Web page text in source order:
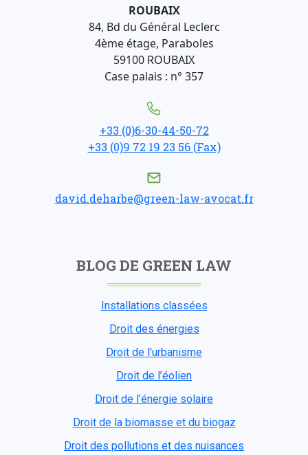
ROUBAIX
84, Bd du Général Leclerc
4ème étage, Paraboles
59100 ROUBAIX
Case palais : n° 357
+33 (0)6-30-44-50-72
+33 (0)9 72 19 23 56 (Fax)
david.deharbe@green-law-avocat.fr
BLOG DE GREEN LAW
Installations classées
Droit des énergies
Droit de l'urbanisme
Droit de l’éolien
Droit de l’énergie solaire
Droit de la biomasse et du biogaz
Droit des pollutions et des nuisances